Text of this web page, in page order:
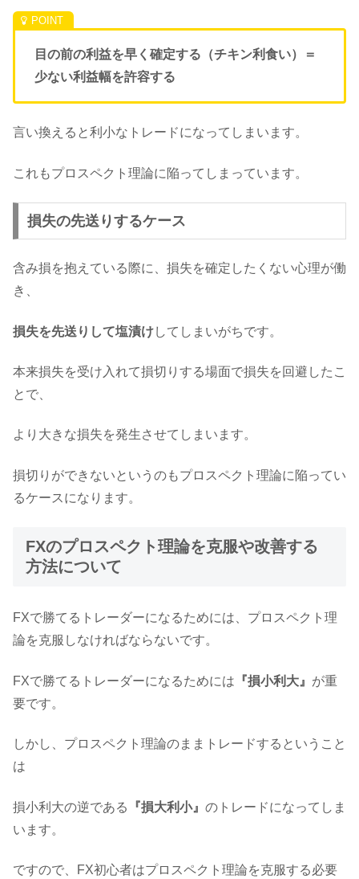
目の前の利益を早く確定する（チキン利食い）＝
少ない利益幅を許容する
言い換えると利小なトレードになってしまいます。
これもプロスペクト理論に陥ってしまっています。
損失の先送りするケース
含み損を抱えている際に、損失を確定したくない心理が働
き、
損失を先送りして塩漬けしてしまいがちです。
本来損失を受け入れて損切りする場面で損失を回避したこ
とで、
より大きな損失を発生させてしまいます。
損切りができないというのもプロスペクト理論に陥ってい
るケースになります。
FXのプロスペクト理論を克服や改善する
方法について
FXで勝てるトレーダーになるためには、プロスペクト理
論を克服しなければならないです。
FXで勝てるトレーダーになるためには 『損小利大』 が重
要です。
しかし、プロスペクト理論のままトレードするということ
は
損小利大の逆である 『損大利小』 のトレードになってしま
います。
ですので、FX初心者はプロスペクト理論を克服する必要